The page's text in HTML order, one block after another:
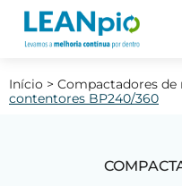
Início > Compactadores de
contentores BP240/360